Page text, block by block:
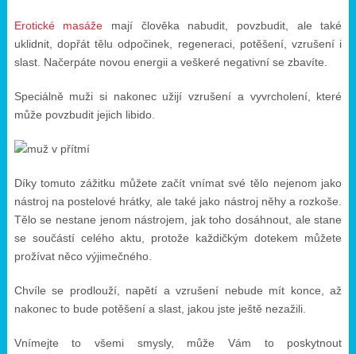
Erotické masáže mají člověka nabudit, povzbudit, ale také
uklidnit, dopřát tělu odpočinek, regeneraci, potěšení, vzrušení i
slast. Načerpáte novou energii a veškeré negativní se zbavíte.
Speciálně muži si nakonec užijí vzrušení a vyvrcholení, které
může povzbudit jejich libido.
Díky tomuto zážitku můžete začít vnímat své tělo nejenom jako
nástroj na postelové hrátky, ale také jako nástroj něhy a rozkoše.
Tělo se nestane jenom nástrojem, jak toho dosáhnout, ale stane
se součástí celého aktu, protože každičkým dotekem můžete
prožívat něco výjimečného.
Chvíle se prodlouží, napětí a vzrušení nebude mít konce, až
nakonec to bude potěšení a slast, jakou jste ještě nezažili.
Vnímejte to všemi smysly, může Vám to poskytnout